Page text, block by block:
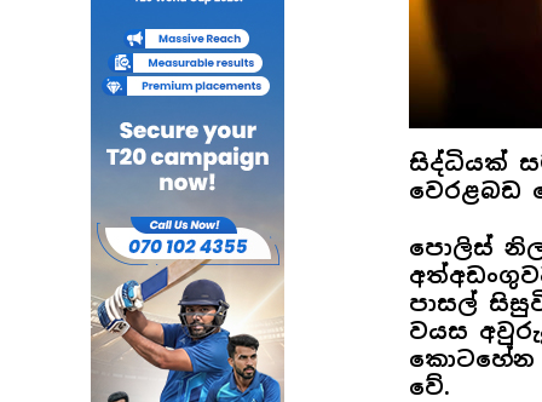
සිද්ධියක්
වෙරළබඩ
පොලිස්
පාසල්
වයස
කොටහේන
වේ.